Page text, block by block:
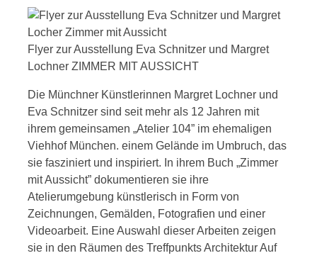
Flyer zur Ausstellung Eva Schnitzer und Margret
Lochner ZIMMER MIT AUSSICHT
Die Münchner Künstlerinnen Margret Lochner und
Eva Schnitzer sind seit mehr als 12 Jahren mit
ihrem gemeinsamen „Atelier 104” im ehemaligen
Viehhof München. einem Gelände im Umbruch, das
sie fasziniert und inspiriert. In ihrem Buch „Zimmer
mit Aussicht” dokumentieren sie ihre
Atelierumgebung künstlerisch in Form von
Zeichnungen, Gemälden, Fotografien und einer
Videoarbeit. Eine Auswahl dieser Arbeiten zeigen
sie in den Räumen des Treffpunkts Architektur Auf